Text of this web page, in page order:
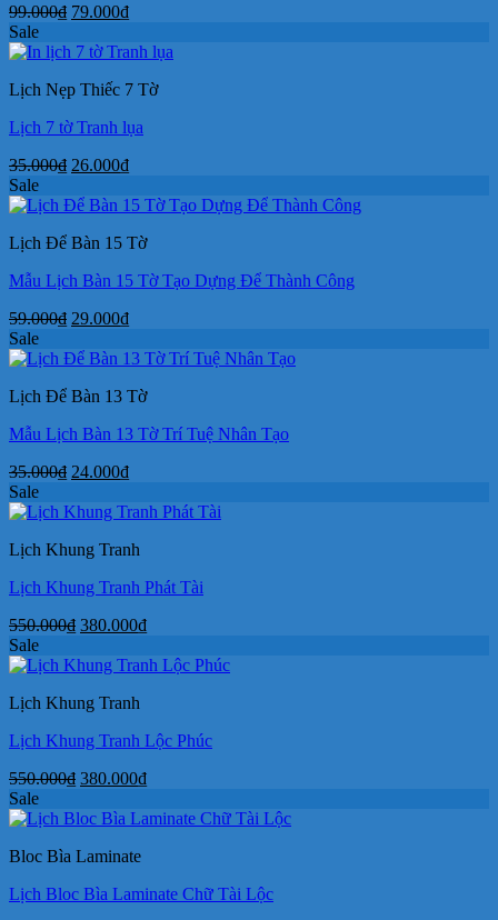
99.000₫ Giá
là:
79.000₫Giá
tại
79.000₫.
Sale
Lịch Nẹp Thiếc 7 Tờ
Lịch 7 tờ Tranh lụa
35.000₫ Giá
là:
26.000₫Giá
tại
26.000₫.
Sale
Lịch Để Bàn 15 Tờ
Mẫu Lịch Bàn 15 Tờ Tạo Dựng Để Thành Công
59.000₫ Giá
là:
29.000₫Giá
tại
29.000₫.
Sale
Lịch Để Bàn 13 Tờ
Mẫu Lịch Bàn 13 Tờ Trí Tuệ Nhân Tạo
35.000₫ Giá
là:
24.000₫Giá
tại
24.000₫.
Sale
Lịch Khung Tranh
Lịch Khung Tranh Phát Tài
550.000₫ Giá
là:
380.000₫Giá
tại
Sale
Lịch Khung Tranh
Lịch Khung Tranh Lộc Phúc
550.000₫ Giá
là:
380.000₫Giá
tại
Sale
Bloc Bìa Laminate
Lịch Bloc Bìa Laminate Chữ Tài Lộc